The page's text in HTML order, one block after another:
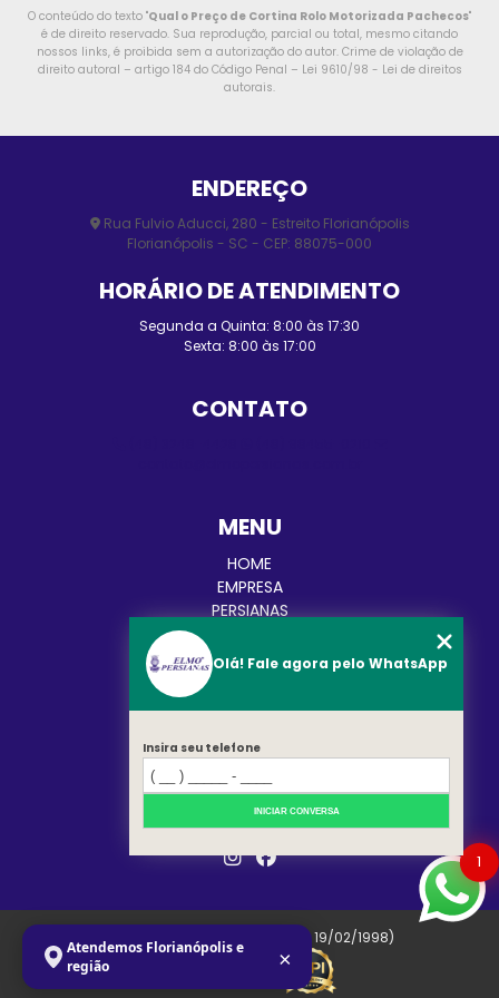
O conteúdo do texto "Qual o Preço de Cortina Rolo Motorizada Pachecos"
é de direito reservado. Sua reprodução, parcial ou total, mesmo citando
nossos links, é proibida sem a autorização do autor. Crime de violação de
direito autoral – artigo 184 do Código Penal – Lei 9610/98 - Lei de direitos
autorais.
ENDEREÇO
Rua Fulvio Aducci, 280 - Estreito Florianópolis
Florianópolis - SC - CEP: 88075-000
HORÁRIO DE ATENDIMENTO
Segunda a Quinta: 8:00 às 17:30
Sexta: 8:00 às 17:00
CONTATO
MENU
HOME
EMPRESA
PERSIANAS
TOLDOS
MAPA DO SITE
REDES SOCIAIS
Copyright © Elmo. (Lei 9610 de 19/02/1998)
1
Olá! Fale agora pelo WhatsApp
Insira seu telefone
INICIAR CONVERSA
×
Atendemos Florianópolis e
região